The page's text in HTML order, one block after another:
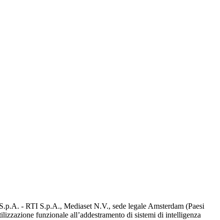
- RTI S.p.A., Mediaset N.V., sede legale Amsterdam (Paesi
funzionale all’addestramento di sistemi di intelligenza